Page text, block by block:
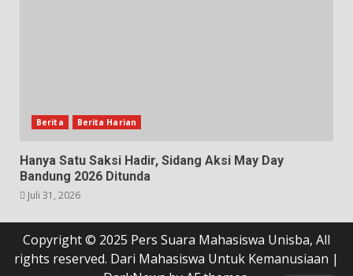
Berita Berita Harian
Hanya Satu Saksi Hadir, Sidang Aksi May Day
Bandung 2026 Ditunda
Juli 31, 2026
Copyright © 2025 Pers Suara Mahasiswa Unisba, All
rights reserved. Dari Mahasiswa Untuk Kemanusiaan |